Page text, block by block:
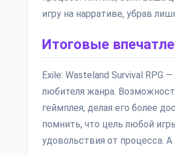
игру на нарративе, убрав
Итоговые
Exile: Wasteland Survival RPG
любителя жанра.
геймплея, делая его более
помнить, что цель любой
удовольствия от процесса.